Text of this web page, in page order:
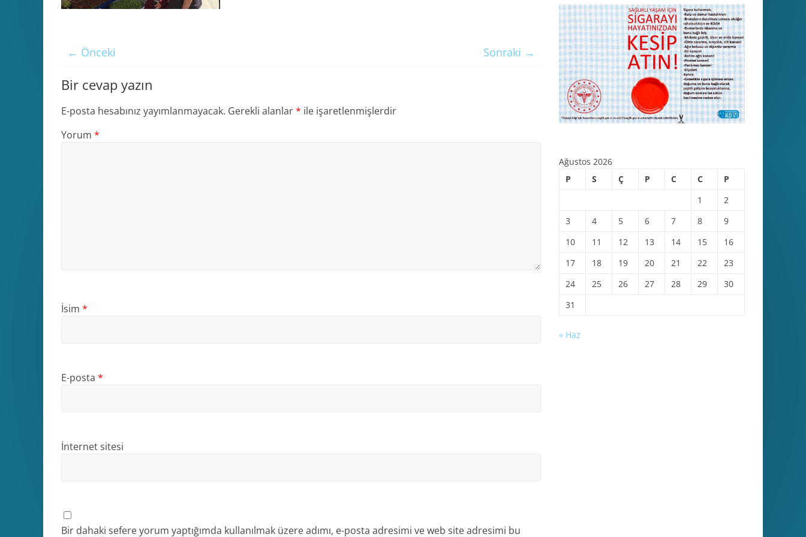
← Önceki Sonraki →
Bir cevap yazın
E-posta hesabınız yayımlanmayacak. Gerekli alanlar* ile işaretlenmişlerdir
Yorum *
İsim *
E-posta *
İnternet sitesi
Bir dahaki sefere yorum yaptığımda kullanılmak üzere adımı, e-posta adresimi ve web site adresimi bu
Ağustos 2026
P
S Ç P C C
P
1
2
3
4 5 6 7 8
9
10
11 12 13 14 15
16
17
18 19 20 21 22
23
24
25 26 27 28 29
30
31
« Haz